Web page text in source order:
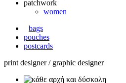
patchwork
women
bags
pouches
postcards
print designer / graphic designer